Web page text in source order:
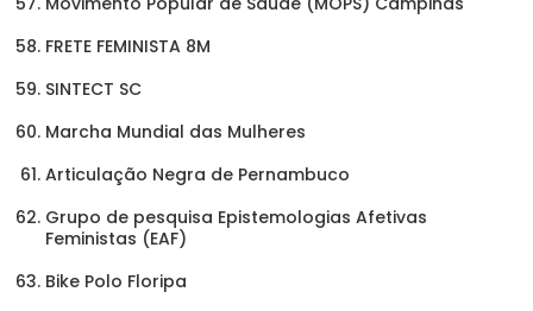
FRETE FEMINISTA 8M
SINTECT SC
Marcha Mundial das Mulheres
Articulação Negra de Pernambuco
Grupo de pesquisa Epistemologias Afetivas
Feministas (EAF)
Bike Polo Floripa